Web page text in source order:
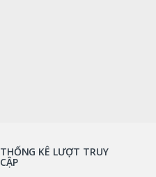
THỐNG KÊ LƯỢT TRUY
CẬP